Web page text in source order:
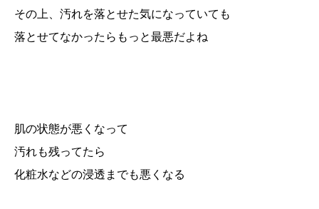
その上、汚れを落とせた気になっていても
落とせてなかったらもっと最悪だよね
肌の状態が悪くなって
汚れも残ってたら
化粧水などの浸透までも悪くなる